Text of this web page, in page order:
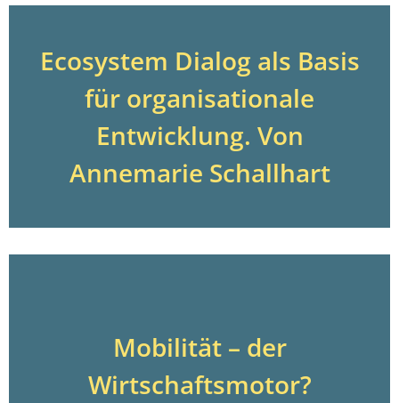
Ecosystem Dialog als Basis
für organisationale
Entwicklung. Von
Annemarie Schallhart
Mobilität – der
Wirtschaftsmotor?